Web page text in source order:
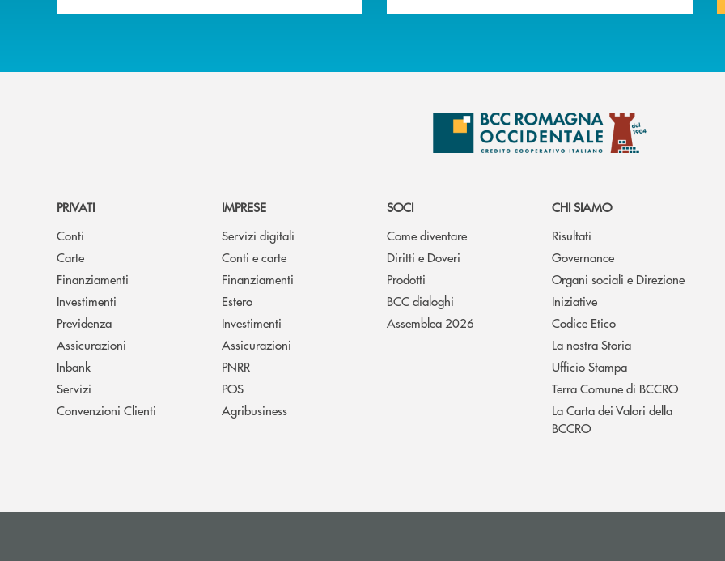
PRIVATI
Conti
Carte
Finanziamenti
Investimenti
Previdenza
Assicurazioni
Inbank
Servizi
Convenzioni Clienti
IMPRESE
Servizi digitali
Conti e carte
Finanziamenti
Estero
Investimenti
Assicurazioni
PNRR
POS
Agribusiness
SOCI
Come diventare
Diritti e Doveri
Prodotti
BCC dialoghi
Assemblea 2026
CHI SIAMO
Risultati
Governance
Organi sociali e Direzione
Iniziative
Codice Etico
La nostra Storia
Ufficio Stampa
Terra Comune di BCCRO
La Carta dei Valori della
BCCRO